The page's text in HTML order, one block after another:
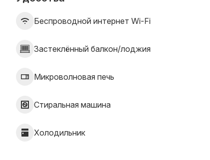
Беспроводной интернет Wi-Fi
Застеклённый балкон/лоджия
Микроволновая печь
Стиральная машина
Холодильник